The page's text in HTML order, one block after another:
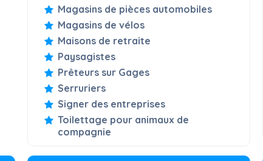
Magasins de pièces automobiles
Magasins de vélos
Maisons de retraite
Paysagistes
Prêteurs sur Gages
Serruriers
Signer des entreprises
Toilettage pour animaux de
compagnie